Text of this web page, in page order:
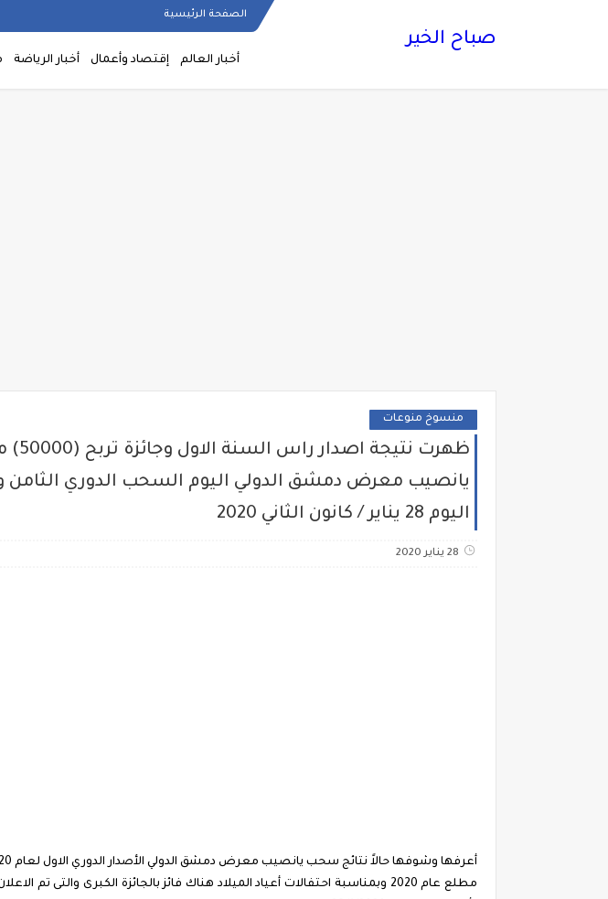
الصفحة الرئيسية
صباح الخير
أخبار العالم إقتصاد وأعمال أخبار الرياضة
منسوخ منوعات
اليوم 28 يناير / كانون الثاني 2020
28 يناير 2020
مطلع عام 2020 وبمناسبة احتفالات أعياد الميلاد هناك فائز بالجائزة الكبرى